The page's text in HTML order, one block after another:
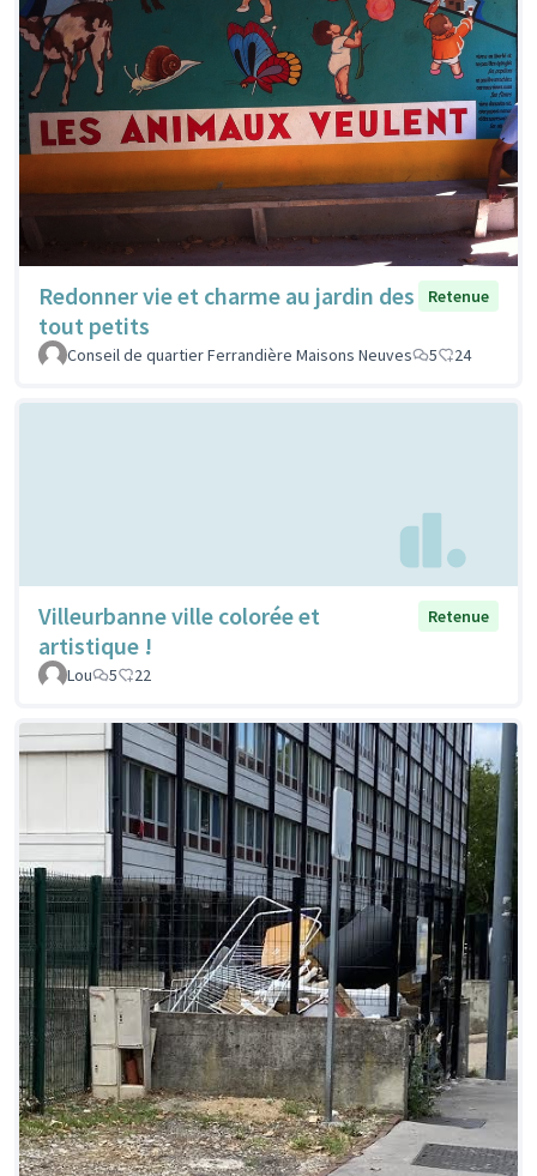
Redonner vie et charme au jardin des
tout petits
Retenue
Conseil de quartier Ferrandière Maisons Neuves 5 24
Villeurbanne ville colorée et
artistique !
Retenue
Lou 5 22